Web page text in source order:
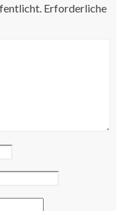
Erforderliche